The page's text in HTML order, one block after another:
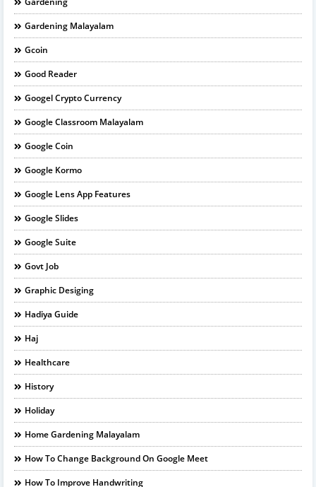
Gardening Malayalam
Gcoin
Good Reader
Googel Crypto Currency
Google Classroom Malayalam
Google Coin
Google Kormo
Google Lens App Features
Google Slides
Google Suite
Govt Job
Graphic Desiging
Hadiya Guide
Haj
Healthcare
History
Holiday
Home Gardening Malayalam
How To Change Background On Google Meet
How To Improve Handwriting